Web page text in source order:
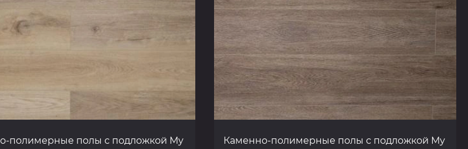
полимерные полы с подложкой My
Каменно-полимерные полы с подложкой My